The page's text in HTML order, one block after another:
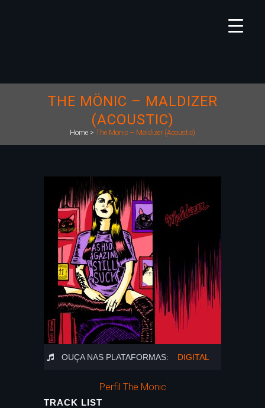
THE MÖNIC – MALDIZER
(ACOUSTIC)
Home > The Mönic – Maldizer (Acoustic)
OUÇA NAS PLATAFORMAS: DIGITAL
Perfil The Monic
TRACK LIST